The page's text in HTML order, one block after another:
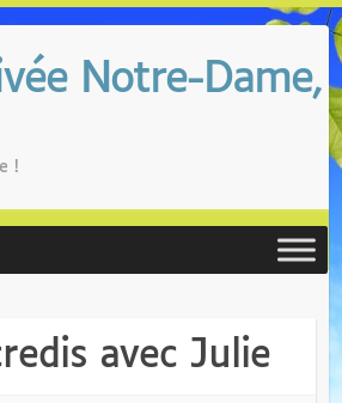
Notre-Dame,
!
avec Julie